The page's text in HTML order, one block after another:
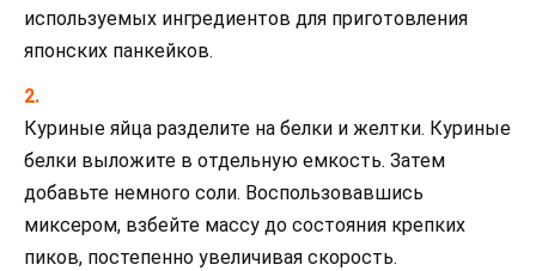
используемых ингредиентов для приготовления
японских панкейков.
Куриные яйца разделите на белки и желтки. Куриные
белки выложите в отдельную емкость. Затем
добавьте немного соли. Воспользовавшись
миксером, взбейте массу до состояния крепких
пиков, постепенно увеличивая скорость.